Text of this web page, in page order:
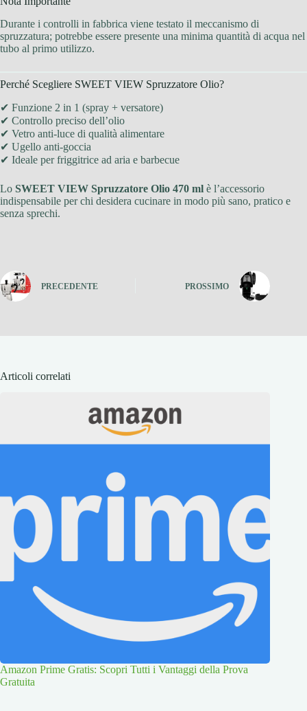
Durante i controlli in fabbrica viene testato il meccanismo di
spruzzatura; potrebbe essere presente una minima quantità di acqua nel
tubo al primo utilizzo.
Perché Scegliere SWEET VIEW Spruzzatore Olio?
✔ Funzione 2 in 1 (spray + versatore)
✔ Controllo preciso dell’olio
✔ Vetro anti-luce di qualità alimentare
✔ Ugello anti-goccia
✔ Ideale per friggitrice ad aria e barbecue
Lo SWEET VIEW Spruzzatore Olio 470 ml è l’accessorio
indispensabile per chi desidera cucinare in modo più sano, pratico e
senza sprechi.
PRECEDENTE PROSSIMO
Articoli correlati
Amazon Prime Gratis: Scopri Tutti i Vantaggi della Prova
Gratuita